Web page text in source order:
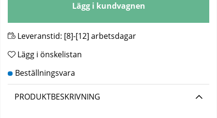
Lägg i kundvagnen
Leveranstid: [8]-[12] arbetsdagar
Lägg i önskelistan
PRODUKTBESKRIVNING